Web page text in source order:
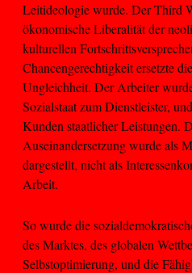
Leitideologie wurde. Der Third
ökonomische Liberalität der
kulturellen
Chancengerechtigkeit ersetzte
Ungleichheit. Der Arbeiter
Sozialstaat zum Dienstleister,
Kunden staatlicher Leistungen.
Auseinandersetzung wurde als
dargestellt, nicht als
Arbeit.
So wurde die
des Marktes, des globalen
Selbstoptimierung, und die